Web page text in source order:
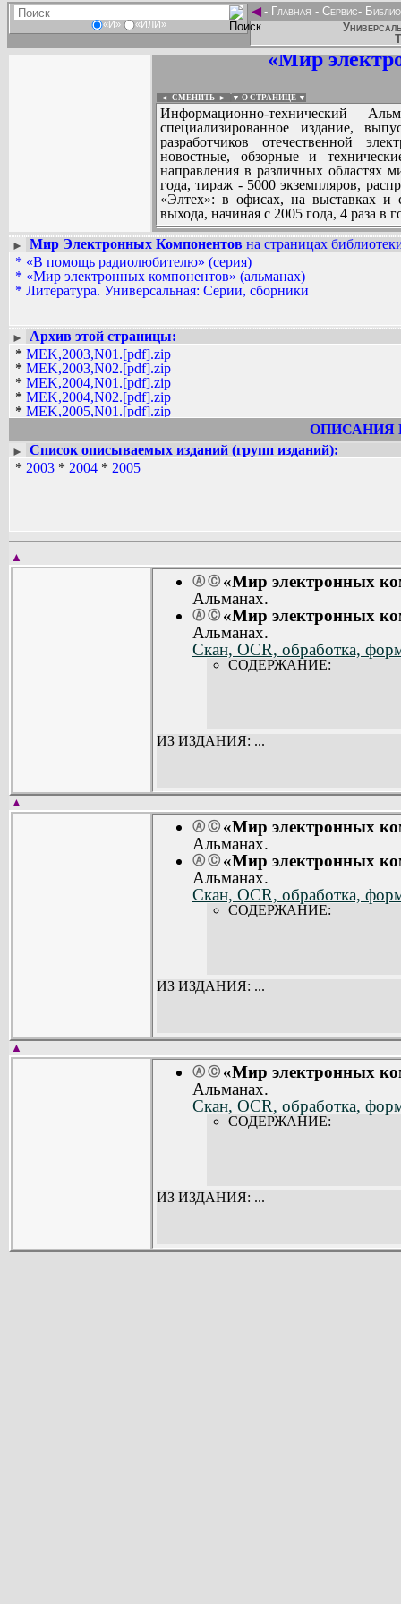
«И» «ИЛИ»
◄- Главная - Сервис-
«Мир
◄ СМЕНИТЬ ► ▼ О СТРАНИЦЕ ▼
Информационно-технический
специализированное издание,
разработчиков отечественной
новостные, обзорные и
направления в различных областях
года, тираж - 5000 экземпляров,
«Элтех»: в офисах, на выставках и
выхода, начиная с 2005 года, 4 раза в
Вадим Ершов...
...
► Мир Электронных Компонентов на страницах
* «В помощь радиолюбителю» (серия)
* «Мир электронных компонентов» (альманах)
* Литература. Универсальная: Серии, сборники
►
Архив этой страницы:
* MEK,2003,N01.[pdf].zip
* MEK,2003,N02.[pdf].zip
* MEK,2004,N01.[pdf].zip
* MEK,2004,N02.[pdf].zip
* MEK,2005,N01.[pdf].zip
ОПИСАНИЯ
►
Список описываемых изданий (групп изданий):
* 2003 * 2004 * 2005
▲
Ⓐ Ⓒ «Мир электронных
Альманах.
Ⓐ Ⓒ «Мир электронных
Альманах.
Скан, OCR, обработка,
СОДЕРЖАНИЕ:
ИЗ ИЗДАНИЯ: ...
▲
Ⓐ Ⓒ «Мир электронных
Альманах.
Ⓐ Ⓒ «Мир электронных
Альманах.
Скан, OCR, обработка,
СОДЕРЖАНИЕ:
ИЗ ИЗДАНИЯ: ...
▲
Ⓐ Ⓒ «Мир электронных
Альманах.
Скан, OCR, обработка,
СОДЕРЖАНИЕ:
ИЗ ИЗДАНИЯ: ...